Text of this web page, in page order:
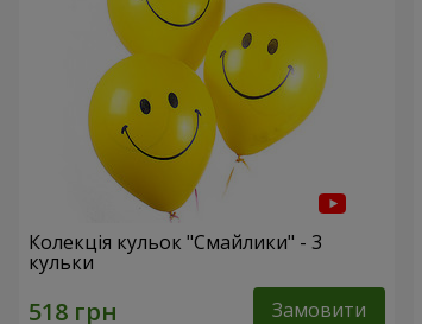
Колекція кульок "Смайлики" - 3
кульки
Замовити